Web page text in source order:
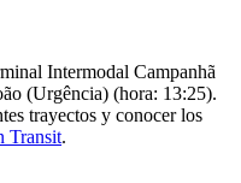
Intermodal Campanhã
(Urgência) (hora: 13:25).
trayectos y conocer los
Transit.